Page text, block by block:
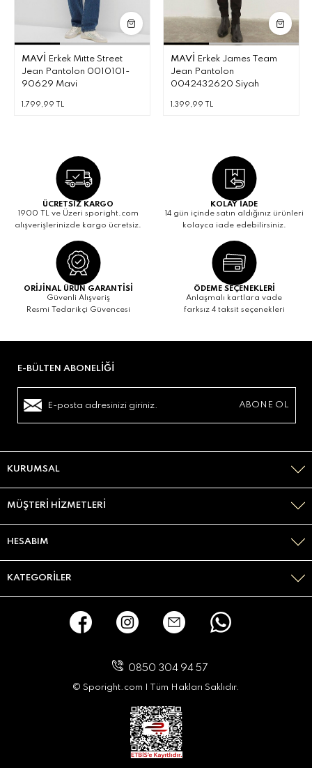
MAVI
Erkek Mıtte Street
Jean Pantolon 0010101-
90629 Mavi
1.799,99 TL
MAVI
Erkek James Team
Jean Pantolon
0042432620 Siyah
1.399,99 TL
ÜCRETSİZ KARGO
1900 TL ve Üzeri sporight.com
alışverişlerinizde kargo ücretsiz.
KOLAY İADE
14 gün içinde satın aldığınız ürünleri
kolayca iade edebilirsiniz.
ORİJİNAL ÜRÜN GARANTİSİ
Güvenli Alışveriş
Resmi Tedarikçi Güvencesi
ÖDEME SEÇENEKLERİ
Anlaşmalı kartlara vade
farksız 4 taksit seçenekleri
E-BÜLTEN ABONELIĞI
KURUMSAL
MÜŞTERI HIZMETLERI
HESABIM
KATEGORILER
0850 304 94 57
© Sporight.com I Tüm Hakları Saklıdır.